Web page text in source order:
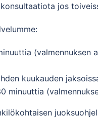
jos
(valmennuksen
kuukauden
minuuttia